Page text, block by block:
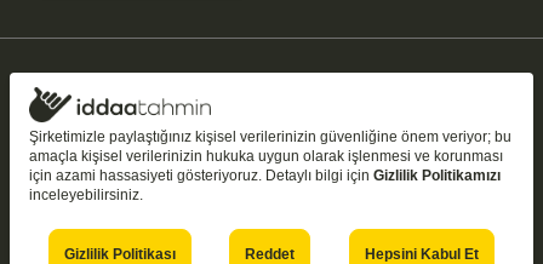
iddaatahmin11.com
Tüm Hakları Saklıdır
18+ Bu sitedeki tahmin ve analizler yalnızca bilgilendirme amaçlıdır
kazanç garantisi vermez. Şans oyunları bağımlılık yapabilir — bilinçli ve
Şirketimizle paylaştığınız kişisel verilerinizin güvenliğine önem veriyor; bu
amaçla kişisel verilerinizin hukuka uygun olarak işlenmesi ve korunması
için azami hassasiyeti gösteriyoruz. Detaylı bilgi için Gizlilik Politikamızı
inceleyebilirsiniz.
Gizlilik Politikası Reddet Hepsini Kabul Et